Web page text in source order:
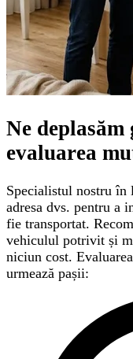
Ne
evaluarea
Specialistul nostru în
adresa dvs. pentru a
fie transportat.
vehiculul potrivit și
niciun cost.
urmează pașii: